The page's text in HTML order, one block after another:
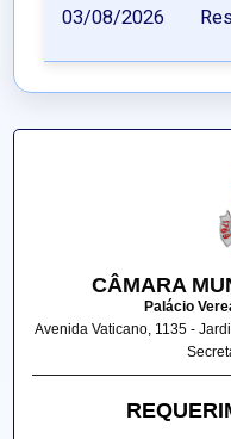
03/08/2026
CÂMARA
Palácio
Avenida Vaticano, 1135 -